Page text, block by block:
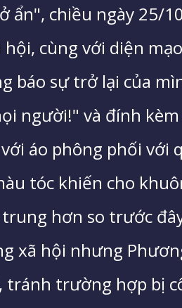
ẩn", chiều ngày 25/
hội, cùng với diện
báo sự trở lại của
người!" và đính
áo phông phối với
tóc khiến cho
hơn so trước
xã hội nhưng
tránh trường hợp bị